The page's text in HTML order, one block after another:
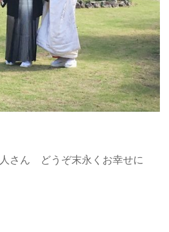
さん どうぞ末永くお幸せに